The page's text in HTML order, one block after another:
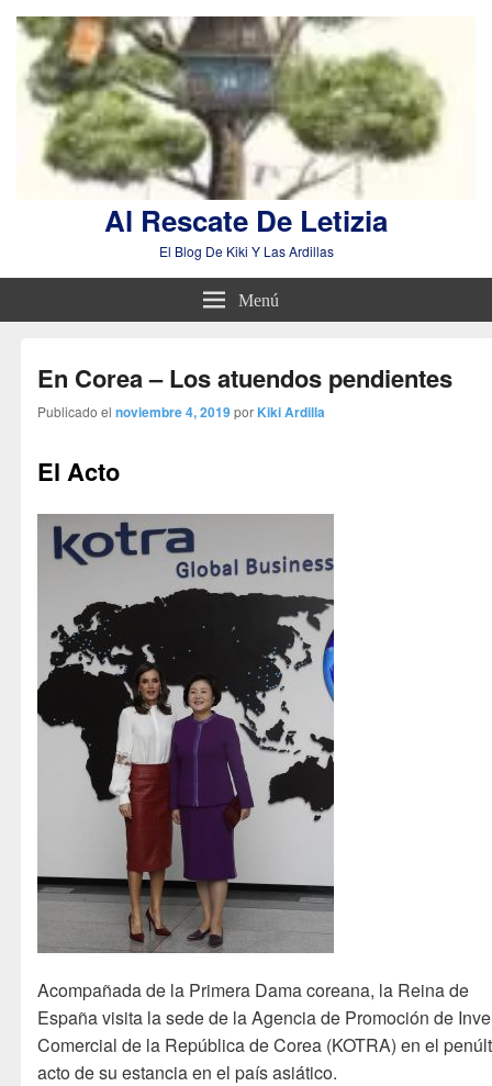
Al Rescate De Letizia
El Blog De Kiki Y Las Ardillas
Menú
En Corea – Los atuendos pendientes
Publicado el noviembre 4, 2019por Kiki Ardilla
El Acto
Acompañada de la Primera Dama coreana, la Reina de
España visita la sede de la Agencia de Promoción de
Comercial de la República de Corea (KOTRA) en el
acto de su estancia en el país asiático.